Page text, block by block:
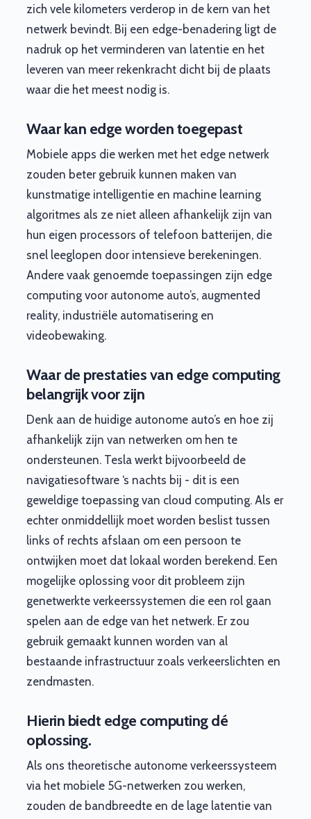
zich vele kilometers verderop in de kern van het
netwerk bevindt. Bij een edge-benadering ligt de
nadruk op het verminderen van latentie en het
leveren van meer rekenkracht dicht bij de plaats
waar die het meest nodig is.
Waar kan edge worden toegepast
Mobiele apps die werken met het edge netwerk
zouden beter gebruik kunnen maken van
kunstmatige intelligentie en machine learning
algoritmes als ze niet alleen afhankelijk zijn van
hun eigen processors of telefoon batterijen, die
snel leeglopen door intensieve berekeningen.
Andere vaak genoemde toepassingen zijn edge
computing voor autonome auto’s, augmented
reality, industriële automatisering en
videobewaking.
Waar de prestaties van edge computing
belangrijk voor zijn
Denk aan de huidige autonome auto’s en hoe zij
afhankelijk zijn van netwerken om hen te
ondersteunen. Tesla werkt bijvoorbeeld de
navigatiesoftware ‘s nachts bij - dit is een
geweldige toepassing van cloud computing. Als er
echter onmiddellijk moet worden beslist tussen
links of rechts afslaan om een persoon te
ontwijken moet dat lokaal worden berekend. Een
mogelijke oplossing voor dit probleem zijn
genetwerkte verkeerssystemen die een rol gaan
spelen aan de edge van het netwerk. Er zou
gebruik gemaakt kunnen worden van al
bestaande infrastructuur zoals verkeerslichten en
zendmasten.
Hierin biedt edge computing dé
oplossing.
Als ons theoretische autonome verkeerssysteem
via het mobiele 5G-netwerken zou werken,
zouden de bandbreedte en de lage latentie van